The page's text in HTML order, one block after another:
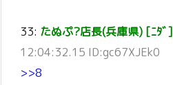
33: たぬぷ?店長(兵庫県) [ﾆﾀﾞ]
12:04:32.15 ID:gc67XJEk0
>>8